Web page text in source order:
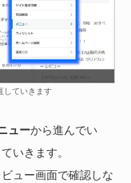
していきます
ューから進んでい
いきます。
ュー画面で確認しな